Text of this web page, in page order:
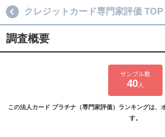
クレジットカード専門家評価 TOP
調査概要
サンプル数
40 人
この法人カード プラチナ（専門家評価）ランキングは、
す。